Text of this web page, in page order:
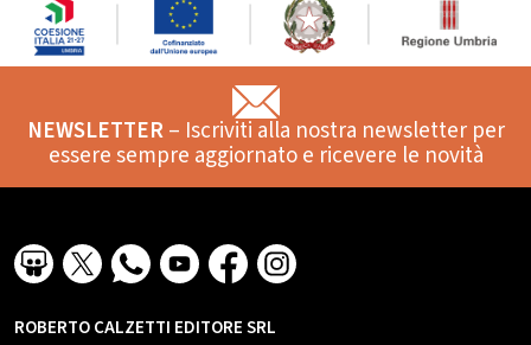
NEWSLETTER– Iscriviti alla nostra newsletter per
essere sempre aggiornato e ricevere le novità
ROBERTO CALZETTI EDITORE SRL